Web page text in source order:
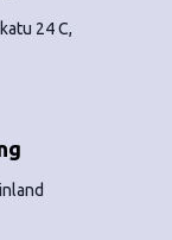
24 C,